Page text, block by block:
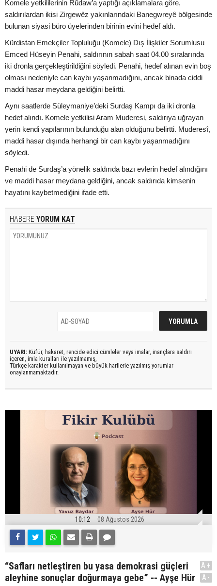
Komele yetkililerinin Rûdaw’a yaptığı açıklamalara göre,
saldırılardan ikisi Zirgewêz yakınlarındaki Banegwreyê bölgesinde
bulunan siyasi büro üyelerinden birinin evini hedef aldı.
Kürdistan Emekçiler Topluluğu (Komele) Dış İlişkiler Sorumlusu
Emced Hüseyin Penahi, saldırının sabah saat 04.00 sıralarında
iki dronla gerçekleştirildiğini söyledi. Penahi, hedef alınan evin boş
olması nedeniyle can kaybı yaşanmadığını, ancak binada ciddi
maddi hasar meydana geldiğini belirtti.
Aynı saatlerde Süleymaniye’deki Surdaş Kampı da iki dronla
hedef alındı. Komele yetkilisi Aram Muderesi, saldırıya uğrayan
yerin kendi yapılarının bulunduğu alan olduğunu belirtti. Muderesî,
maddi hasar dışında herhangi bir can kaybı yaşanmadığını
söyledi.
Penahi de Surdaş’a yönelik saldırıda bazı evlerin hedef alındığını
ve maddi hasar meydana geldiğini, ancak saldırıda kimsenin
hayatını kaybetmediğini ifade etti.
HABERE YORUM KAT
UYARI: Küfür, hakaret, rencide edici cümleler veya imalar, inançlara saldırı
içeren, imla kuralları ile yazılmamış,
Türkçe karakter kullanılmayan ve büyük harflerle yazılmış yorumlar
onaylanmamaktadır.
10:12 08 Ağustos 2026
“Safları netleştiren bu yasa demokrasi güçleri
aleyhine sonuçlar doğurmaya gebe” -- Ayşe Hür
A+
A-